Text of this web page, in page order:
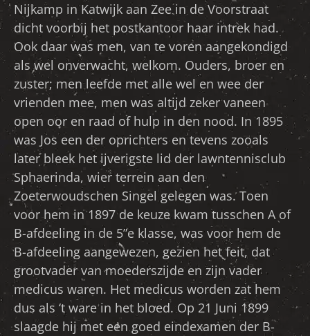
Nijkamp in Katwijk aan Zee in de Voorstraat
dicht voorbij het postkantoor haar intrek had.
Ook daar was men, van te voren aangekondigd
als wel onverwacht, welkom. Ouders, broer en
zuster; men leefde met alle wel en wee der
vrienden mee, men was altijd zeker vaneen
open oor en raad of hulp in den nood. In 1895
was Jos een der oprichters en tevens zooals
later bleek het ijverigste lid der lawntennisclub
Sphaerinda, wier terrein aan den
Zoeterwoudschen Singel gelegen was. Toen
voor hem in 1897 de keuze kwam tusschen A of
B-afdeeling in de 5”e klasse, was voor hem de
B-afdeeling aangewezen, gezien het feit, dat
grootvader van moederszijde en zijn vader
medicus waren. Het medicus worden zat hem
dus als ‘t ware in het bloed. Op 21 Juni 1899
slaagde hij met een goed eindexamen der B-